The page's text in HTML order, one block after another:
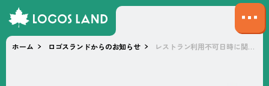
サ
イ
ト
ホーム ロゴスランドからのお知らせ レストラン利用不可日時に関しまして